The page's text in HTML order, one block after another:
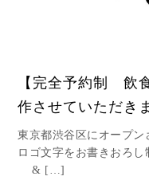
【完全予約制 飲
作させていただき
東京都渋谷区にオープ
ロゴ文字をお書きお
& […]